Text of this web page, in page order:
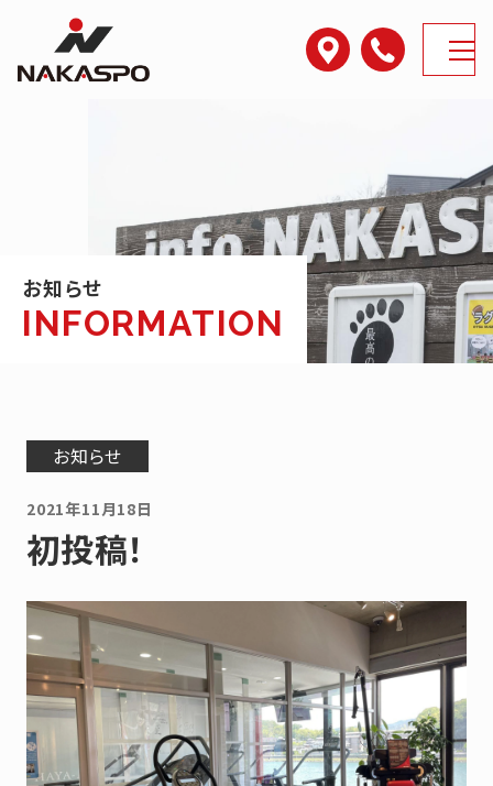
アクセス電話番号
MENU
お知らせ
お知らせ
2021年11月18日
初投稿！